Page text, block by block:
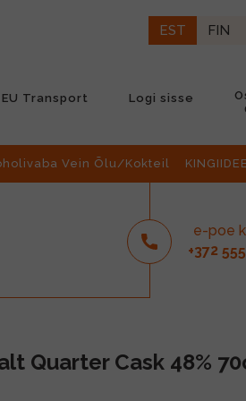
EST FIN
EU Transport Logi sisse
Vein Õlu/Kokteil
e-poe
+372 555
Quarter Cask 48%